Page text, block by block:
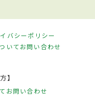
バシーポリシー
いてお問い合わせ
】
お問い合わせ